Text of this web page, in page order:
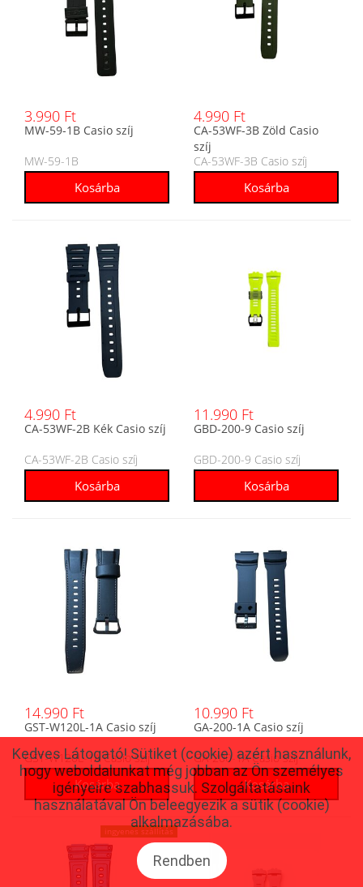
3.990 Ft
MW-59-1B Casio szíj
MW-59-1B
4.990 Ft
CA-53WF-3B Zöld Casio
szíj
CA-53WF-3B Casio szíj
4.990 Ft
CA-53WF-2B Kék Casio szíj
CA-53WF-2B Casio szíj
11.990 Ft
GBD-200-9 Casio szíj
GBD-200-9 Casio szíj
14.990 Ft
GST-W120L-1A Casio szíj
GST-W120L-1A Casio szíj
10.990 Ft
GA-200-1A Casio szíj
GA-200-1A Casio szíj
ingyenes szállítás
Kedves Látogató! Sütiket (cookie) azért használunk,
hogy weboldalunkat még jobban az Ön személyes
igényeire szabhassuk. Szolgáltatásaink
használatával Ön beleegyezik a sütik (cookie)
alkalmazásába.
Rendben